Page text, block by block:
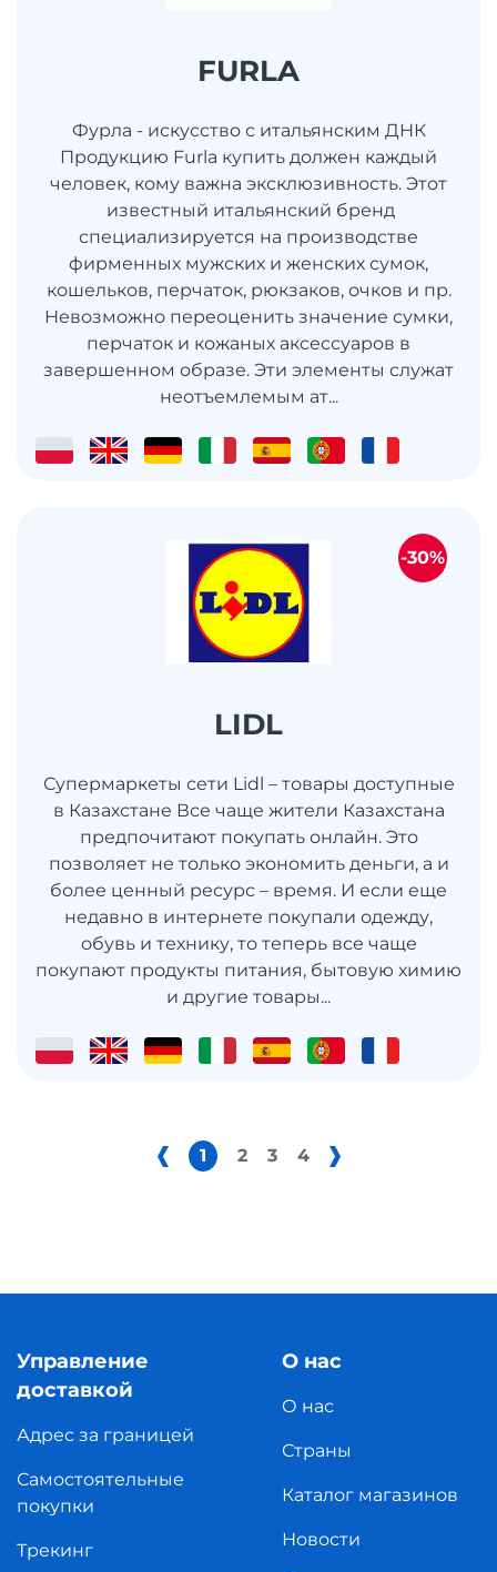
FURLA
Фурла - искусство с итальянским ДНК
Продукцию Furla купить должен каждый
человек, кому важна эксклюзивность. Этот
известный итальянский бренд
специализируется на производстве
фирменных мужских и женских сумок,
кошельков, перчаток, рюкзаков, очков и пр.
Невозможно переоценить значение сумки,
перчаток и кожаных аксессуаров в
завершенном образе. Эти элементы служат
неотъемлемым ат...
LIDL
Супермаркеты сети Lidl – товары доступные
в Казахстане Все чаще жители Казахстана
предпочитают покупать онлайн. Это
позволяет не только экономить деньги, а и
более ценный ресурс – время. И если еще
недавно в интернете покупали одежду,
обувь и технику, то теперь все чаще
покупают продукты питания, бытовую химию
и другие товары...
-30%
1 2 3 4
Управление
доставкой
Адрес за границей
Самостоятельные
покупки
Трекинг
О нас
О нас
Страны
Каталог магазинов
Новости